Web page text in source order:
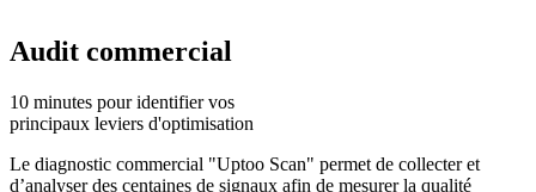
Audit commercial
10 minutes pour identifier vos
principaux leviers d'optimisation
Le diagnostic commercial "Uptoo Scan" permet de collecter et
d’analyser des centaines de signaux afin de mesurer la qualité